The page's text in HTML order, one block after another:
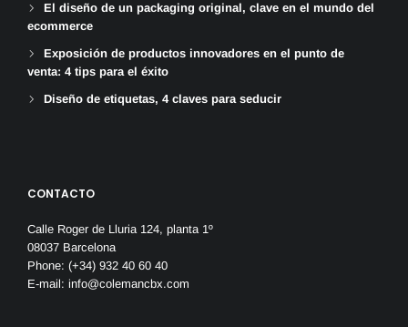
El diseño de un packaging original, clave en el mundo del
ecommerce
Exposición de productos innovadores en el punto de
venta: 4 tips para el éxito
Diseño de etiquetas, 4 claves para seducir
CONTACTO
Calle Roger de Lluria 124, planta 1º
08037 Barcelona
Phone: (+34) 932 40 60 40
E-mail: info@colemancbx.com